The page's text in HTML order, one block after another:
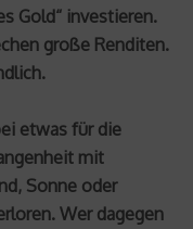
Gold“ investieren.
große Renditen.
etwas für die
mit
Sonne oder
Wer dagegen